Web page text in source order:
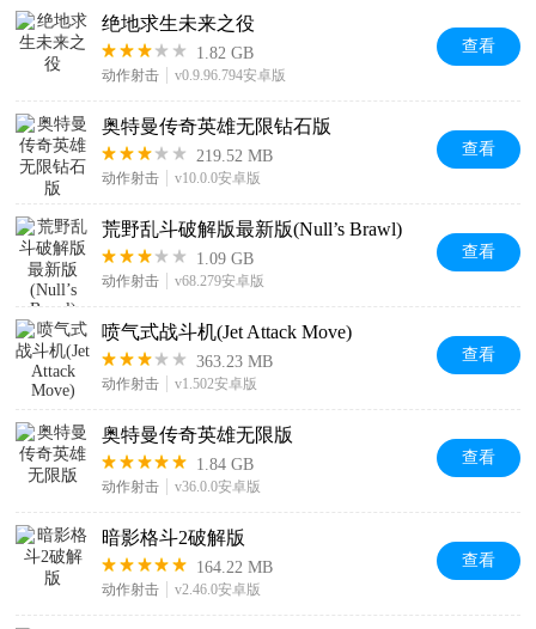
绝地求生未来之役
1.82 GB
动作射击 v0.9.96.794安卓版
查看
奥特曼传奇英雄无限钻石版
219.52 MB
动作射击 v10.0.0安卓版
查看
荒野乱斗破解版最新版(Null’s Brawl)
1.09 GB
动作射击 v68.279安卓版
查看
喷气式战斗机(Jet Attack Move)
363.23 MB
动作射击 v1.502安卓版
查看
奥特曼传奇英雄无限版
1.84 GB
动作射击 v36.0.0安卓版
查看
暗影格斗2破解版
164.22 MB
动作射击 v2.46.0安卓版
查看